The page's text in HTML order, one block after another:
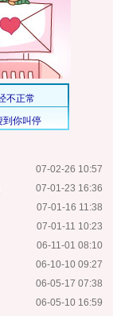
07-02-26 10:57
07-01-23 16:36
07-01-16 11:38
07-01-11 10:23
06-11-01 08:10
06-10-10 09:27
06-05-17 07:38
06-05-10 16:59